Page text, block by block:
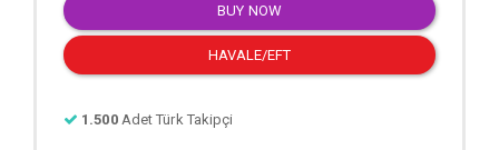
BUY NOW
HAVALE/EFT
1.500 Adet Türk Takipçi